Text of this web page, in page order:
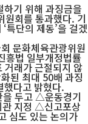
기 위해 과징금을
원회를 통과했다. 기
특단의 제동’을 걸겠
문화체육관광위원
흥법 일부개정법률
거래가 근절되지 않
된 최대 50배 과징
했다고 밝혔다.
을 두고 △운동경기
관 지정 △신고포상
심도 있는 논의가